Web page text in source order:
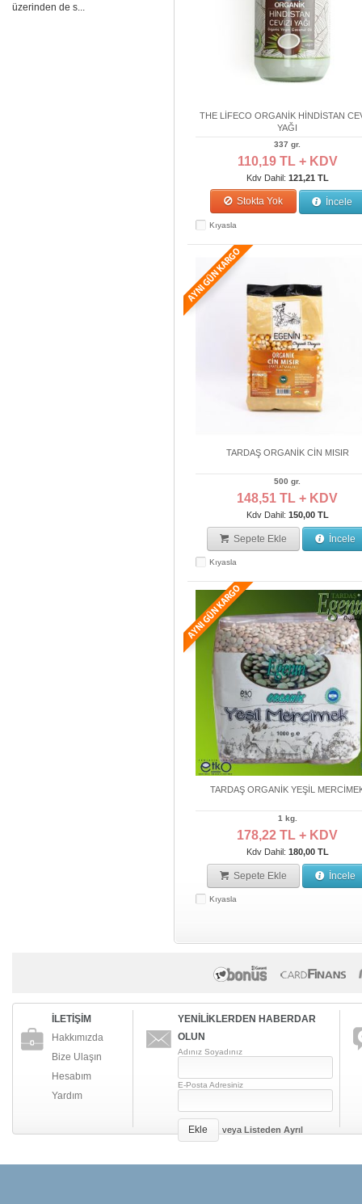
üzerinden de s...
THE LİFECO ORGANİK HİNDİSTAN
YAĞI
337 gr.
110,19 TL + KDV
Kdv Dahil: 121,21 TL
Stokta Yok İncele
Kıyasla
TARDAŞ ORGANİK CİN MISIR
500 gr.
148,51 TL + KDV
Kdv Dahil: 150,00 TL
Sepete Ekle İncele
Kıyasla
TARDAŞ ORGANİK YEŞİL
1 kg.
178,22 TL + KDV
Kdv Dahil: 180,00 TL
Sepete Ekle İncele
Kıyasla
İLETİŞİM
Hakkımızda
Bize Ulaşın
Hesabım
Yardım
YENİLİKLERDEN HABERDAR
OLUN
Adınız Soyadınız
E-Posta Adresiniz
Ekle veya Listeden Ayrıl